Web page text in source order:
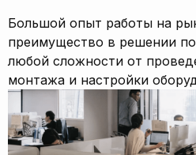
Большой опыт работы на
преимущество в решении
любой сложности от
монтажа и настройки